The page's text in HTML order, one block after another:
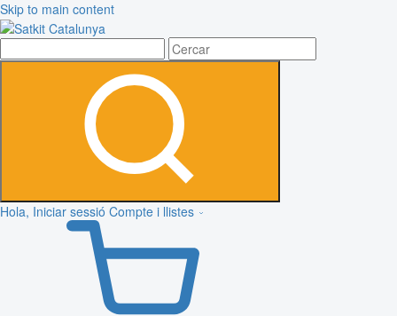
Skip to main content
Hola, Iniciar sessió Compte i llistes